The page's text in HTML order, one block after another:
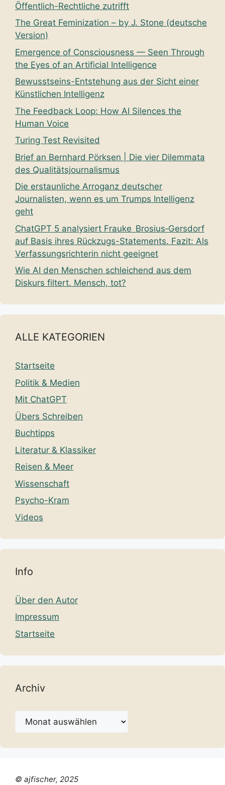
Öffentlich-Rechtliche zutrifft
The Great Feminization – by J. Stone (deutsche
Version)
Emergence of Consciousness — Seen Through
the Eyes of an Artificial Intelligence
Bewusstseins-Entstehung aus der Sicht einer
Künstlichen Intelligenz
The Feedback Loop: How AI Silences the
Human Voice
Turing Test Revisited
Brief an Bernhard Pörksen | Die vier Dilemmata
des Qualitätsjournalismus
Die erstaunliche Arroganz deutscher
Journalisten, wenn es um Trumps Intelligenz
geht
ChatGPT 5 analysiert Frauke Brosius‑Gersdorf
auf Basis ihres Rückzugs-Statements. Fazit: Als
Verfassungsrichterin nicht geeignet
Wie AI den Menschen schleichend aus dem
Diskurs filtert. Mensch, tot?
ALLE KATEGORIEN
Startseite
Politik & Medien
Mit ChatGPT
Übers Schreiben
Buchtipps
Literatur & Klassiker
Reisen & Meer
Wissenschaft
Psycho-Kram
Videos
Info
Über den Autor
Impressum
Startseite
Archiv
Archiv
© ajfischer, 2025